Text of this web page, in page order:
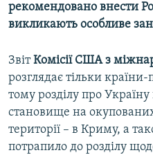
рекомендовано внести
викликають особливе
ЗвітКомісії США з
розглядає тільки
тому розділу про
становище на
території – в Криму, а
потрапило до розділу